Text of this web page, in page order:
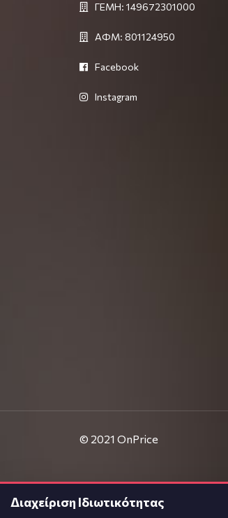
ΓΕΜΗ: 149672301000
ΑΦΜ: 801124950
Facebook
Instagram
© 2021 OnPrice
Διαχείριση Ιδιωτικότητας